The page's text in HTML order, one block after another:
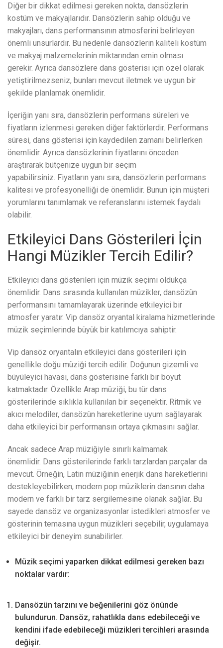
Diğer bir dikkat edilmesi gereken nokta, dansözlerin
kostüm ve makyajlarıdır. Dansözlerin sahip olduğu ve
makyajları, dans performansının atmosferini belirleyen
önemli unsurlardır. Bu nedenle dansözlerin kaliteli kostüm
ve makyaj malzemelerinin miktarından emin olması
gerekir. Ayrıca dansözlere dans gösterisi için özel olarak
yetiştirilmezseniz, bunları mevcut iletmek ve uygun bir
şekilde planlamak önemlidir.
İçeriğin yanı sıra, dansözlerin performans süreleri ve
fiyatların izlenmesi gereken diğer faktörlerdir. Performans
süresi, dans gösterisi için kaydedilen zamanı belirlerken
önemlidir. Ayrıca dansözlerinin fiyatlarını önceden
araştırarak bütçenize uygun bir seçim
yapabilirsiniz. Fiyatların yanı sıra, dansözlerin performans
kalitesi ve profesyonelliği de önemlidir. Bunun için müşteri
yorumlarını tanımlamak ve referanslarını istemek faydalı
olabilir.
Etkileyici Dans Gösterileri İçin
Hangi Müzikler Tercih Edilir?
Etkileyici dans gösterileri için müzik seçimi oldukça
önemlidir. Dans sırasında kullanılan müzikler, dansözün
performansını tamamlayarak üzerinde etkileyici bir
atmosfer yaratır. Vip dansöz oryantal kiralama hizmetlerinde
müzik seçimlerinde büyük bir katılımcıya sahiptir.
Vip dansöz oryantalın etkileyici dans gösterileri için
genellikle doğu müziği tercih edilir. Doğunun gizemli ve
büyüleyici havası, dans gösterisine farklı bir boyut
katmaktadır. Özellikle Arap müziği, bu tür dans
gösterilerinde sıklıkla kullanılan bir seçenektir. Ritmik ve
akıcı melodiler, dansözün hareketlerine uyum sağlayarak
daha etkileyici bir performansın ortaya çıkmasını sağlar.
Ancak sadece Arap müziğiyle sınırlı kalmamak
önemlidir. Dans gösterilerinde farklı tarzlardan parçalar da
mevcut. Örneğin, Latin müziğinin enerjik dans hareketlerini
destekleyebilirken, modern pop müziklerin dansının daha
modern ve farklı bir tarz sergilemesine olanak sağlar. Bu
sayede dansöz ve organizasyonlar istedikleri atmosfer ve
gösterinin temasına uygun müzikleri seçebilir, uygulamaya
etkileyici bir deneyim sunabilirler.
Müzik seçimi yaparken dikkat edilmesi gereken bazı
noktalar vardır:
Dansözün tarzını ve beğenilerini göz önünde
bulundurun. Dansöz, rahatlıkla dans edebileceği ve
kendini ifade edebileceği müzikleri tercihleri ​​arasında
değişir.